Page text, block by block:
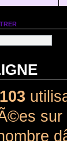
103
sur